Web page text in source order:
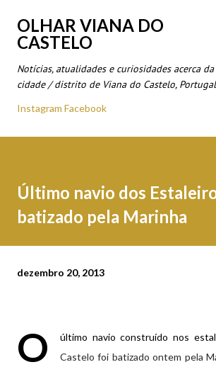
Avançar para o conteúdo
OLHAR VIANA DO
CASTELO
Notícias, atualidades e curiosidades acerca da
cidade / distrito de Viana do Castelo,
Instagram Facebook
Último navio dos
batizado pela Marinha
dezembro 20, 2013
O
último navio construído nos
Castelo foi batizado ontem pela